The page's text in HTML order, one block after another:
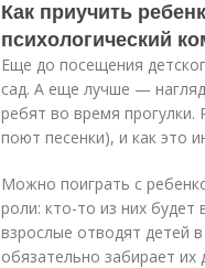
Как приучить
психологический
Еще до посещения
сад. А еще лучше —
ребят во время
поют песенки), и как это
Можно поиграть с
роли: кто-то из них
взрослые отводят детей
обязательно забирает